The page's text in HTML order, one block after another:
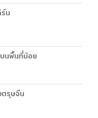
น
บนพื้นที่น้อย
ตรุษจีน